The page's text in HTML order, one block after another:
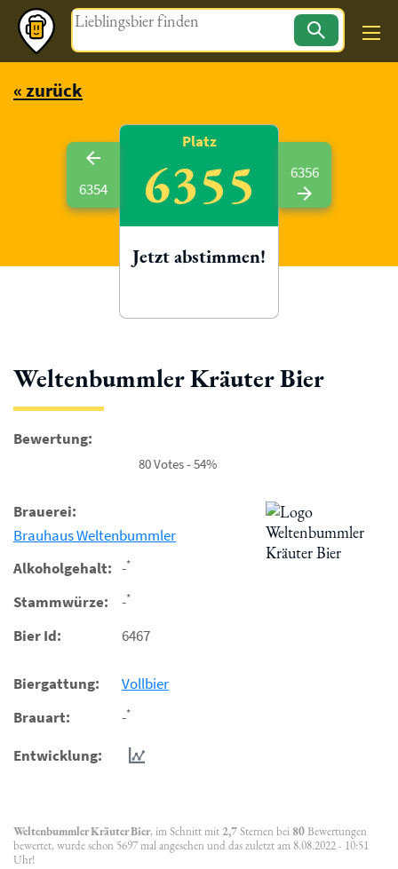
Magazin
« zurück
Weltenbummler Kräuter Bier
Bewertung:
80 Votes - 54%
Brauerei:
Brauhaus Weltenbummler
Alkoholgehalt: -*
Stammwürze: -*
Bier Id: 6467
Biergattung:
Vollbier
Brauart:
-*
Entwicklung:
Weltenbummler Kräuter Bier, im Schnitt mit 2,7Sternen bei 80Bewertungen
bewertet, wurde schon 5697 mal angesehen und das zuletzt am 8.08.2022 - 10:51
Uhr!
6354
Platz
6355
Jetzt abstimmen!
6356